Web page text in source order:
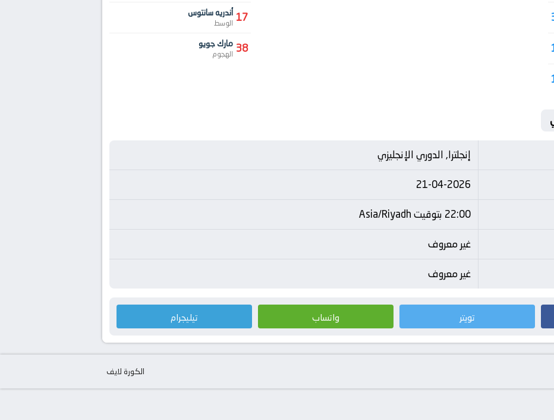
17 أندريه سانتوس
الوسط
38 مارك جويو
الهجوم
إنجلترا, الدوري الإنجليزي
21-04-2026
22:00 بتوقيت Asia/Riyadh
غير معروف
غير معروف
تويتر واتساب تيليجرام
الكورة لايف